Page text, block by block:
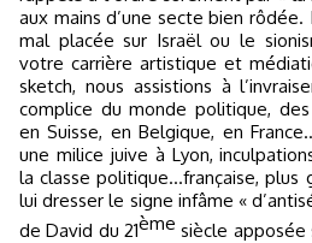
aux mains d’une secte bien
mal placée sur Israël ou le
votre carrière artistique et
sketch, nous assistions à
complice du monde politique,
en Suisse, en Belgique, en
une milice juive à Lyon,
la classe politique…française, plus
lui dresser le signe infâme «
de David du 21ème siècle